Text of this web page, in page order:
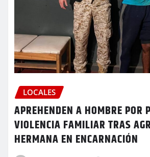
LOCALES
APREHENDEN A HOMBRE POR
VIOLENCIA FAMILIAR TRAS
HERMANA EN ENCARNACIÓN